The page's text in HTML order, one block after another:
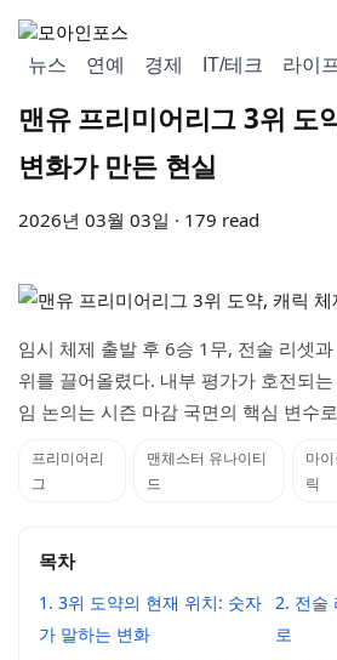
뉴스 연예 경제 IT/테크 라이프
맨유 프리미어리그 3위 도
변화가 만든 현실
2026년 03월 03일 · 179 read
임시 체제 출발 후 6승 1무, 전술 리셋
위를 끌어올렸다. 내부 평가가 호전되
임 논의는 시즌 마감 국면의 핵심 변수
프리미어리
그
맨체스터 유나이티
드
마
릭
목차
1. 3위 도약의 현재 위치: 숫자
가 말하는 변화
2. 전술
로